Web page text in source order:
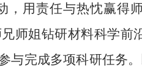
用责任与热忱赢得
师姐钻研材料科学前
与完成多项科研任务